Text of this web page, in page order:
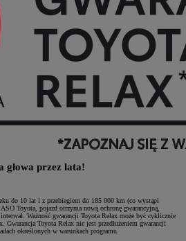
głowa przez lata!
do 10 lat i z przebiegiem do 185 000 km (co wystąpi
Toyota, pojazd otrzyma nową ochronę gwarancyjną,
Ważność gwarancji Toyota Relax może być cyklicznie
Gwarancja Toyota Relax nie jest przedłużeniem gwarancji
określonych w warunkach programu.